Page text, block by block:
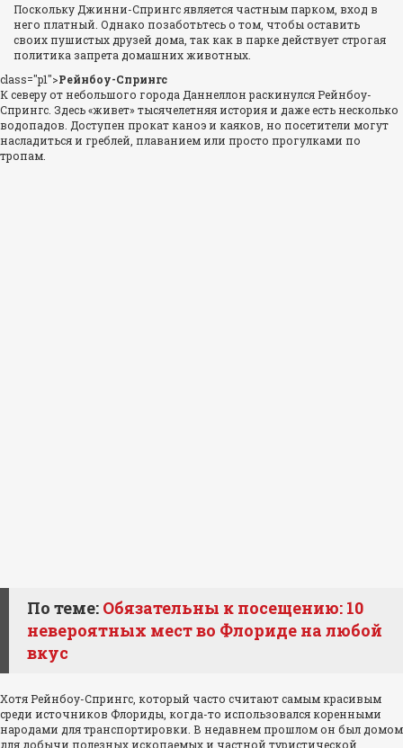
Поскольку Джинни-Спрингс является частным парком, вход в
него платный. Однако позаботьтесь о том, чтобы оставить
своих пушистых друзей дома, так как в парке действует строгая
политика запрета домашних животных.
class="p1">Рейнбоу-Спрингс
К северу от небольшого города Даннеллон раскинулся Рейнбоу-
Спрингс. Здесь «живет» тысячелетняя история и даже есть несколько
водопадов. Доступен прокат каноэ и каяков, но посетители могут
насладиться и греблей, плаванием или просто прогулками по
тропам.
По теме: Обязательны к посещению: 10
невероятных мест во Флориде на любой
вкус
Хотя Рейнбоу-Спрингс, который часто считают самым красивым
среди источников Флориды, когда-то использовался коренными
народами для транспортировки. В недавнем прошлом он был домом
для добычи полезных ископаемых и частной туристической